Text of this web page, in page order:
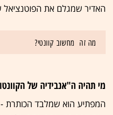
האדיר שמגלם את
מה זה מחשוב קוונטי?
מי תהיה ה"אנבידיה של
המפתיע הוא שמלבד הכותרת -